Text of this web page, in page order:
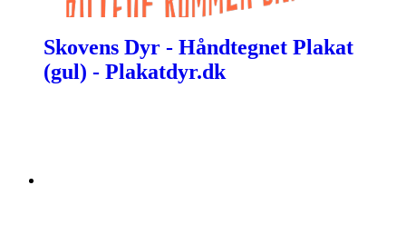
Skovens Dyr - Håndtegnet Plakat
(gul) - Plakatdyr.dk